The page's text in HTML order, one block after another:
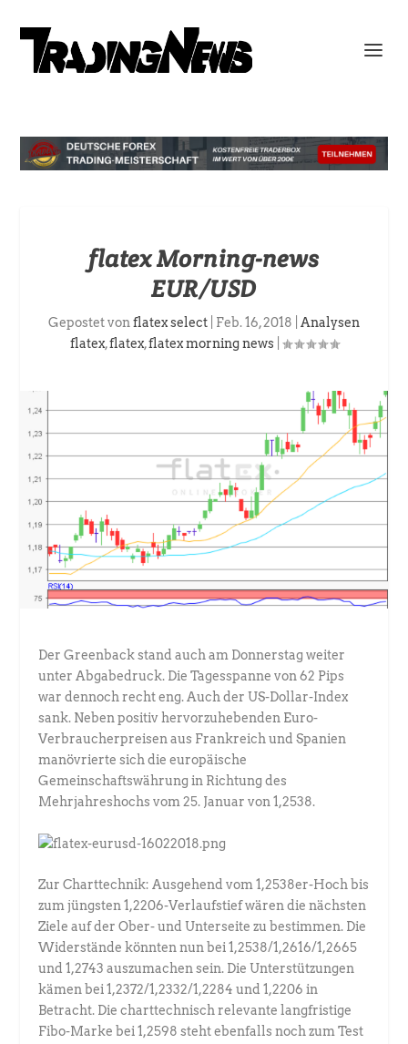
flatex Morning-news
EUR/USD
Gepostet vonflatex select Feb. 16, 2018
Analysen
flatex,flatex,flatex morning news|
Der Greenback stand auch am Donnerstag weiter
unter Abgabedruck. Die Tagesspanne von 62 Pips
war dennoch recht eng. Auch der US-Dollar-Index
sank. Neben positiv hervorzuhebenden Euro-
Verbraucherpreisen aus Frankreich und Spanien
manövrierte sich die europäische
Gemeinschaftswährung in Richtung des
Mehrjahreshochs vom 25. Januar von 1,2538.
Zur Charttechnik: Ausgehend vom 1,2538er-Hoch bis
zum jüngsten 1,2206-Verlaufstief wären die nächsten
Ziele auf der Ober- und Unterseite zu bestimmen. Die
Widerstände könnten nun bei 1,2538/1,2616/1,2665
und 1,2743 auszumachen sein. Die Unterstützungen
kämen bei 1,2372/1,2332/1,2284 und 1,2206 in
Betracht. Die charttechnisch relevante langfristige
Fibo-Marke bei 1,2598 steht ebenfalls noch zum Test